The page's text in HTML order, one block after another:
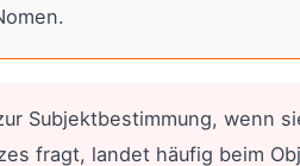
Subjektbestimmung, wenn
fragt, landet häufig beim